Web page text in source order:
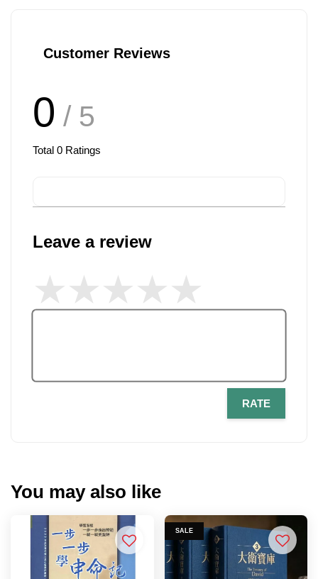
Customer Reviews
0 / 5
Total 0 Ratings
Leave a review
RATE
You may also like
SALE